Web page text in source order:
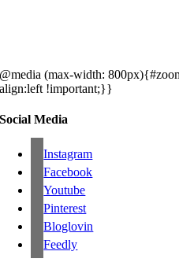
@media (max-width:
align:left !important;}}
Social Media
Instagram
Facebook
Youtube
Pinterest
Bloglovin
Feedly